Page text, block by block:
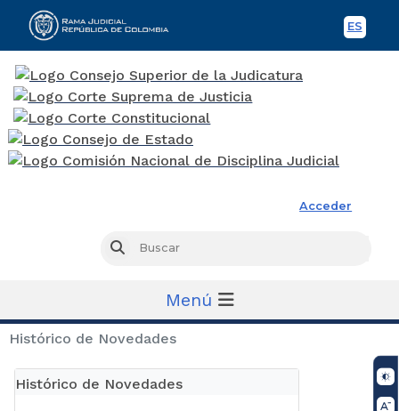
ES
Acceder
Buscar
Menú
Histórico de Novedades
Histórico de Novedades